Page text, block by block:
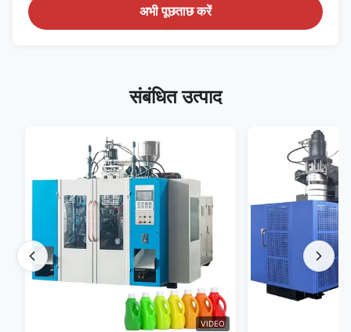
अभी पूछताछ करें
संबंधित उत्पाद
VIDEO